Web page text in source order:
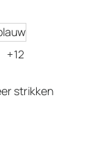
+12
strikken